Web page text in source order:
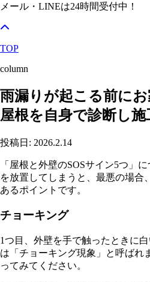
メール・LINEは24時間受付中！
TOP
column
雨漏りが起こる前に
屋根を自身で診断し施
投稿日: 2026.2.14
「屋根と外壁のSOSサイン5つ」
を放置してしまうと、最悪の場合
あるポイントです。
チョーキング
1つ目、外壁を手で触ったときに
は「チョーキング現象」と呼ばれ
ってみてください。